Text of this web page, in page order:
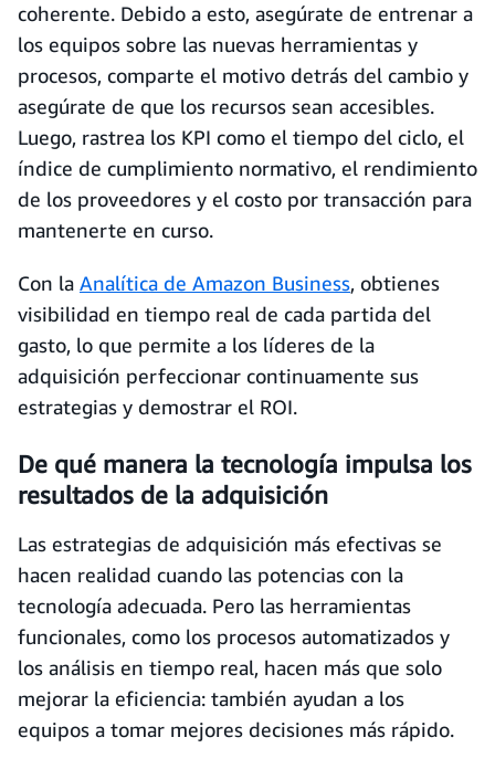
coherente. Debido a esto, asegúrate de entrenar a
los equipos sobre las nuevas herramientas y
procesos, comparte el motivo detrás del cambio y
asegúrate de que los recursos sean accesibles.
Luego, rastrea los KPI como el tiempo del ciclo, el
índice de cumplimiento normativo, el rendimiento
de los proveedores y el costo por transacción para
mantenerte en curso.
Con la Analítica de Amazon Business, obtienes
visibilidad en tiempo real de cada partida del
gasto, lo que permite a los líderes de la
adquisición perfeccionar continuamente sus
estrategias y demostrar el ROI.
De qué manera la tecnología impulsa los
resultados de la adquisición
Las estrategias de adquisición más efectivas se
hacen realidad cuando las potencias con la
tecnología adecuada. Pero las herramientas
funcionales, como los procesos automatizados y
los análisis en tiempo real, hacen más que solo
mejorar la eficiencia: también ayudan a los
equipos a tomar mejores decisiones más rápido.